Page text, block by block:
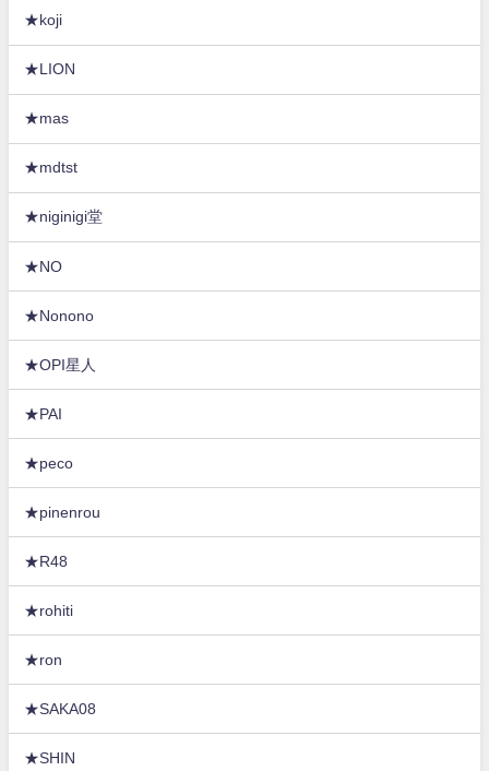
★koji
★LION
★mas
★mdtst
★niginigi堂
★NO
★Nonono
★OPI星人
★PAI
★peco
★pinenrou
★R48
★rohiti
★ron
★SAKA08
★SHIN